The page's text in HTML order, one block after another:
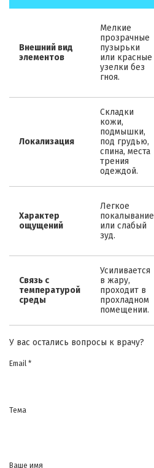
Внешний вид
элементов
Мелкие
прозрачные
пузырьки
или красные
узелки без
гноя.
Локализация
Складки
кожи,
подмышки,
под грудью,
спина, места
трения
одеждой.
Характер
ощущений
Легкое
покалывание
или слабый
зуд.
Связь с
температурой
среды
Усиливается
в жару,
проходит в
прохладном
помещении.
У вас остались вопросы к врачу?
Email *
Тема
Ваше имя